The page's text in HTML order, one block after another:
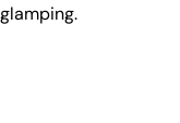
glamping.